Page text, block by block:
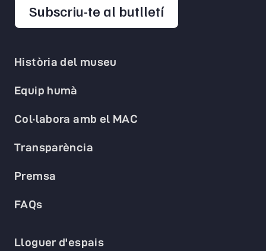
Història del museu
Equip humà
Col·labora amb el MAC
Transparència
Premsa
FAQs
Lloguer d'espais
Subscriu-te al butlletíopens in a new